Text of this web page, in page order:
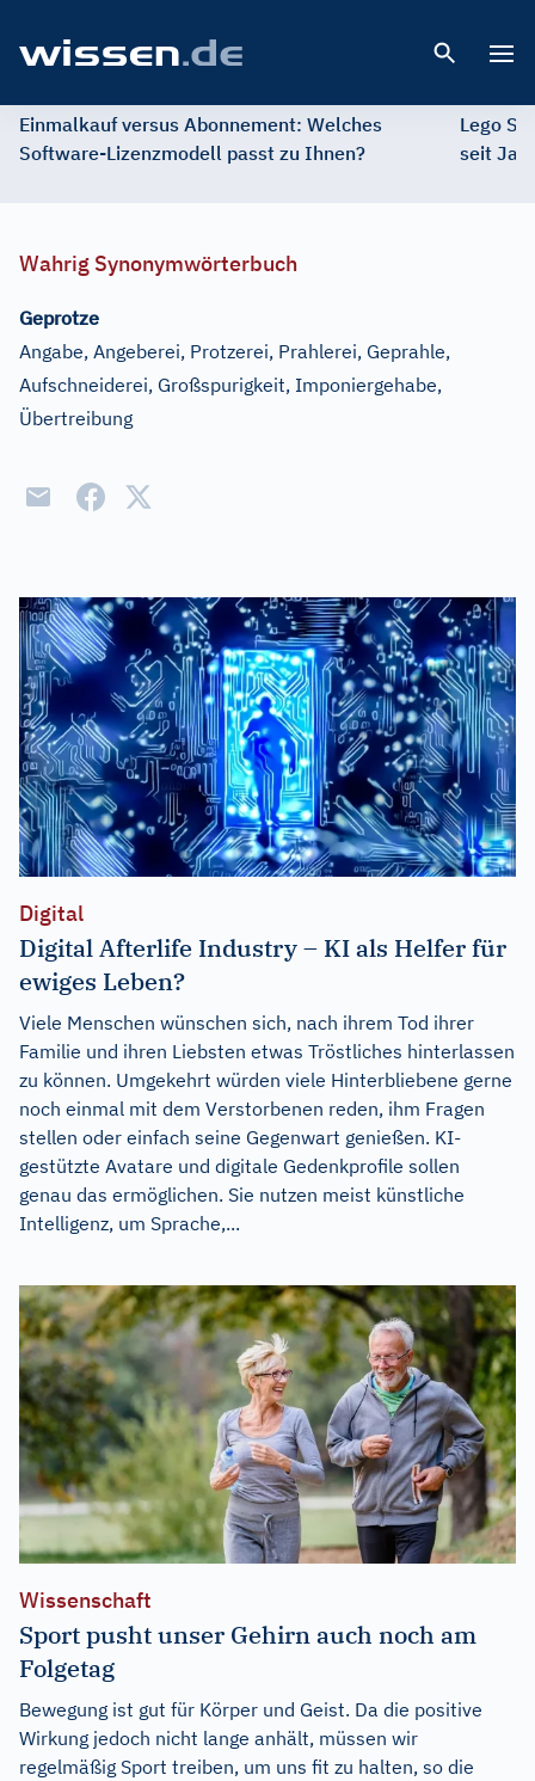
Einmalkauf versus Abonnement: Welches
Software-Lizenzmodell passt zu Ihnen?
Lego
seit
Wahrig Synonymwörterbuch
Geprotze
Angabe, Angeberei, Protzerei, Prahlerei, Geprahle,
Aufschneiderei, Großspurigkeit, Imponiergehabe,
Übertreibung
Digital
Digital Afterlife Industry – KI als Helfer für
ewiges Leben?
Viele Menschen wünschen sich, nach ihrem Tod ihrer
Familie und ihren Liebsten etwas Tröstliches hinterlassen
zu können. Umgekehrt würden viele Hinterbliebene gerne
noch einmal mit dem Verstorbenen reden, ihm Fragen
stellen oder einfach seine Gegenwart genießen. KI-
gestützte Avatare und digitale Gedenkprofile sollen
genau das ermöglichen. Sie nutzen meist künstliche
Intelligenz, um Sprache,...
Wissenschaft
Sport pusht unser Gehirn auch noch am
Folgetag
Bewegung ist gut für Körper und Geist. Da die positive
Wirkung jedoch nicht lange anhält, müssen wir
regelmäßig Sport treiben, um uns fit zu halten, so die